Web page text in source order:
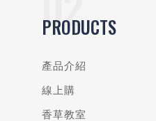
PRODUCTS
產品介紹
線上購
香草教室